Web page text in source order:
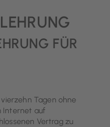
FÜR
Tagen ohne
Internet auf
Vertrag zu